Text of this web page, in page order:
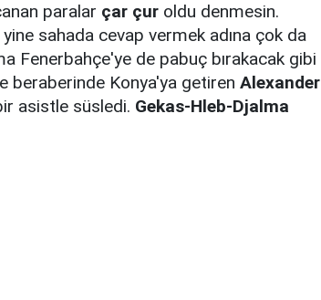
paralar çar çur oldu denmesin.
yine sahada cevap vermek adına çok da
Fenerbahçe'ye de pabuç bırakacak gibi
beraberinde Konya'ya getiren Alexander
asistle süsledi. Gekas-Hleb-Djalma